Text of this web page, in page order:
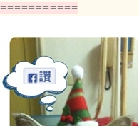
===========